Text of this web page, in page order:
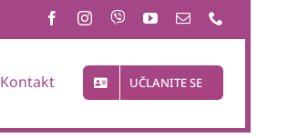
Kontakt UČLANITE SE